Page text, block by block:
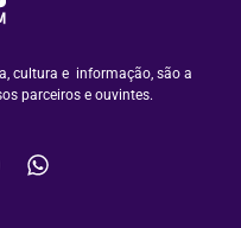
cultura e informação, são a
parceiros e ouvintes.